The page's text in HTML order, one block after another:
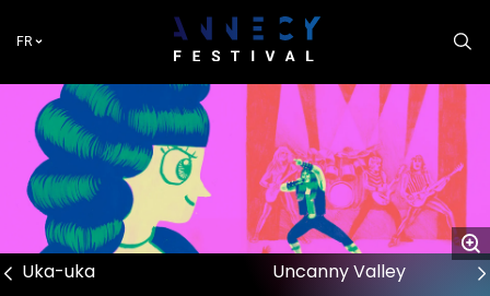
au
principal
FR
Uka-uka Uncanny Valley